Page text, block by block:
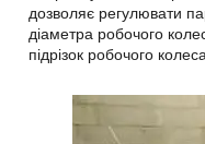
дозволяє регулювати
діаметра робочого
підрізок робочого